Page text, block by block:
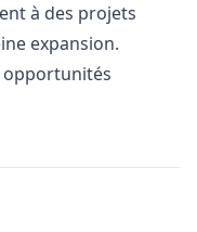
à des projets
expansion.
opportunités